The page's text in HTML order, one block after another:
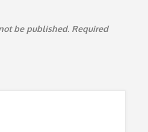
be published. Required